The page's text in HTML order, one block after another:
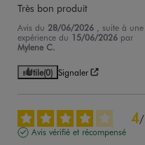
Très bon produit
Avis du 28/06/2026
, suite à une
expérience du 15/06/2026 par
Mylene C.
Utile(0) Signaler
4/
Avis vérifié et récompensé